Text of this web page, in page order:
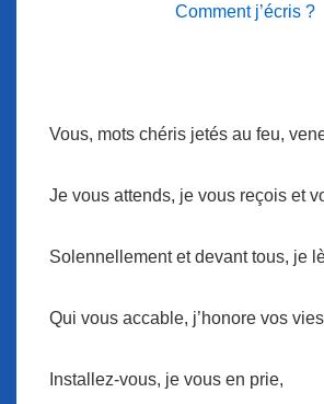
Comment j’écris ?
Vous, mots chéris jetés au feu,
Je vous attends, je vous reçois et
Solennellement et devant tous, je
Qui vous accable, j’honore vos
Installez-vous, je vous en prie,